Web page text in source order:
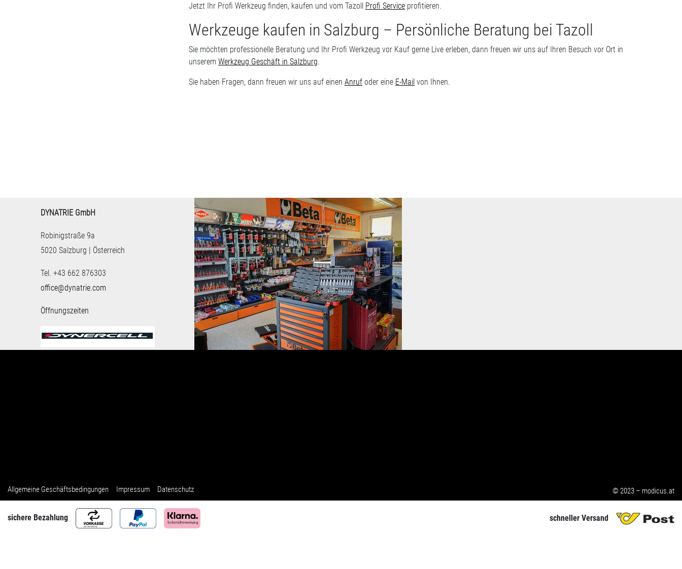
Jetzt Ihr Profi Werkzeug finden, kaufen und vom Tazoll Profi Service profitieren.
Werkzeuge kaufen in Salzburg – Persönliche Beratung bei Tazoll
Sie möchten professionelle Beratung und Ihr Profi Werkzeug vor Kauf gerne Live erleben, dann freuen wir uns auf Ihren Besuch vor Ort in
unserem Werkzeug Geschäft in Salzburg.
Sie haben Fragen, dann freuen wir uns auf einen Anruf oder eine E-Mail von Ihnen.
DYNATRIE GmbH
Robinigstraße 9a
5020 Salzburg | Österreich
Tel. +43 662 876303
office@dynatrie.com
Öffnungszeiten
Allgemeine Geschäftsbedingungen Impressum Datenschutz © 2023 – modicus.at
sichere Bezahlung schneller Versand